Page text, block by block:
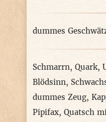
dummes
Schmarrn, Quark,
Blödsinn,
dummes Zeug,
Pipifax, Quatsch